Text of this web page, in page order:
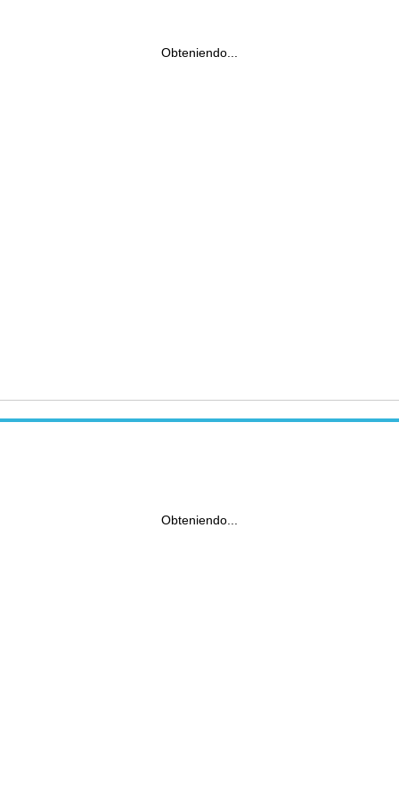
Obteniendo...
Obteniendo...